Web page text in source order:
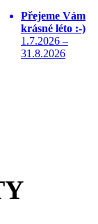
Přejeme Vám
krásné léto :-)
1.7.2026 –
31.8.2026